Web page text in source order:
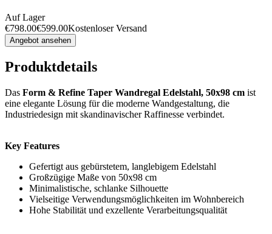
Auf Lager
€798.00€599.00Kostenloser Versand
Angebot ansehen
Produktdetails
Das Form & Refine Taper Wandregal Edelstahl, 50x98 cm ist
eine elegante Lösung für die moderne Wandgestaltung, die
Industriedesign mit skandinavischer Raffinesse verbindet.
Key Features
Gefertigt aus gebürstetem, langlebigem Edelstahl
Großzügige Maße von 50x98 cm
Minimalistische, schlanke Silhouette
Vielseitige Verwendungsmöglichkeiten im Wohnbereich
Hohe Stabilität und exzellente Verarbeitungsqualität